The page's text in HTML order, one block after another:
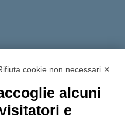
Privacy Policy
di accessibilità
cookie non necessari ✕
alcuni
e